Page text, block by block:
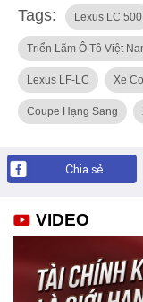
Tags: Lexus LC 500
Triển Lãm Ô Tô Việt
Lexus LF-LC Xe
Coupe Hạng Sang
Chia sẻ
VIDEO